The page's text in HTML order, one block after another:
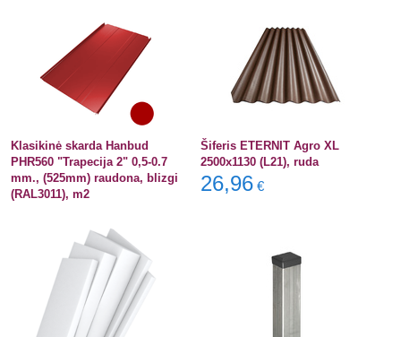
Klasikinė skarda Hanbud
PHR560 "Trapecija 2" 0,5-0.7
mm., (525mm) raudona, blizgi
(RAL3011), m2
Šiferis ETERNIT Agro XL
2500x1130 (L21), ruda
26,96 €